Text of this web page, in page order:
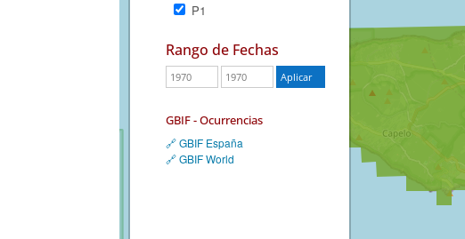
P1
Rango de Fechas
GBIF - Ocurrencias
🔗 GBIF España
🔗 GBIF World